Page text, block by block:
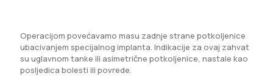
Operacijom povećavamo masu zadnje strane potkoljenice
ubacivanjem specijalnog implanta. Indikacije za ovaj zahvat
su uglavnom tanke ili asimetrične potkoljenice, nastale kao
posljedica bolesti ili povrede.